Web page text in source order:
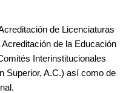
de Licenciaturas
de la Educación
Interinstitucionales
Superior, A.C.) así como de